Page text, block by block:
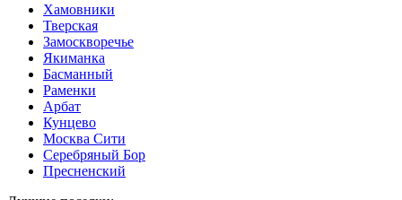
Хамовники
Тверская
Замоскворечье
Якиманка
Басманный
Раменки
Арбат
Кунцево
Москва Сити
Серебряный Бор
Пресненский